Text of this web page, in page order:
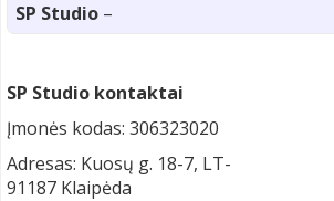
SP Studio –
SP Studio kontaktai
Įmonės kodas: 306323020
Adresas: Kuosų g. 18-7, LT-
91187 Klaipėda